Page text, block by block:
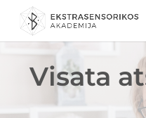
Visata